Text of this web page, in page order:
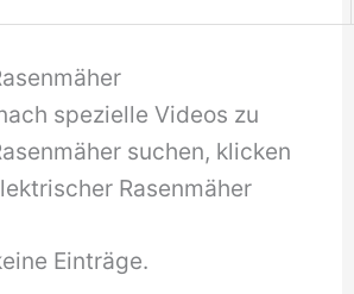
spezielle Videos zu
suchen, klicken
Rasenmäher
Einträge.